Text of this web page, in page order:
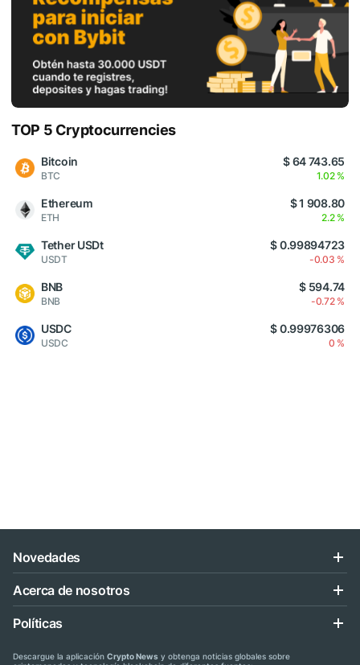
TOP 5 Cryptocurrencies
Bitcoin
BTC
$ 64 743.65
1.02 %
Ethereum
ETH
$ 1 908.80
2.2 %
Tether USDt
USDT
$ 0.99894723
-0.03 %
BNB
BNB
$ 594.74
-0.72 %
USDC
USDC
$ 0.99976306
0 %
Novedades
Acerca de nosotros
Políticas
Descargue la aplicación Crypto News y obtenga noticias globales sobre